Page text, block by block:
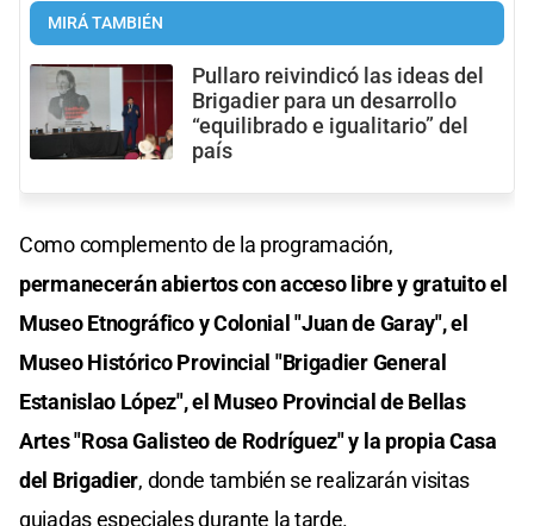
MIRÁ TAMBIÉN
Pullaro reivindicó las ideas del
Brigadier para un desarrollo
“equilibrado e igualitario” del
país
Como complemento de la programación,
permanecerán abiertos con acceso libre y gratuito el
Museo Etnográfico y Colonial "Juan de Garay", el
Museo Histórico Provincial "Brigadier General
Estanislao López", el Museo Provincial de Bellas
Artes "Rosa Galisteo de Rodríguez" y la propia Casa
del Brigadier, donde también se realizarán visitas
guiadas especiales durante la tarde.